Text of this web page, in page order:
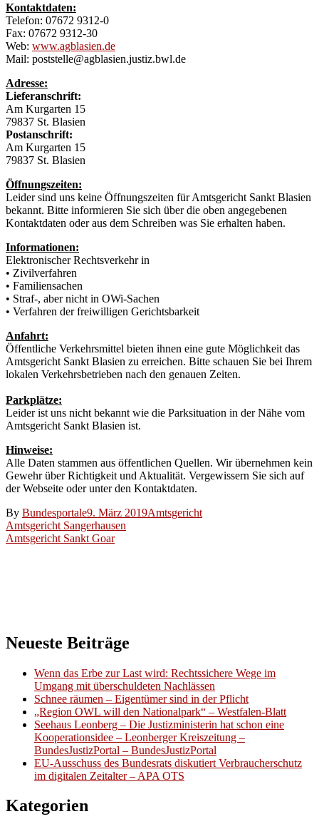
Kontaktdaten:
Telefon: 07672 9312-0
Fax: 07672 9312-30
Web: www.agblasien.de
Mail: poststelle@agblasien.justiz.bwl.de
Adresse:
Lieferanschrift:
Am Kurgarten 15
79837 St. Blasien
Postanschrift:
Am Kurgarten 15
79837 St. Blasien
Öffnungszeiten:
Leider sind uns keine Öffnungszeiten für Amtsgericht Sankt Blasien
bekannt. Bitte informieren Sie sich über die oben angegebenen
Kontaktdaten oder aus dem Schreiben was Sie erhalten haben.
Informationen:
Elektronischer Rechtsverkehr in
• Zivilverfahren
• Familiensachen
• Straf-, aber nicht in OWi-Sachen
• Verfahren der freiwilligen Gerichtsbarkeit
Anfahrt:
Öffentliche Verkehrsmittel bieten ihnen eine gute Möglichkeit das
Amtsgericht Sankt Blasien zu erreichen. Bitte schauen Sie bei Ihrem
lokalen Verkehrsbetrieben nach den genauen Zeiten.
Parkplätze:
Leider ist uns nicht bekannt wie die Parksituation in der Nähe vom
Amtsgericht Sankt Blasien ist.
Hinweise:
Alle Daten stammen aus öffentlichen Quellen. Wir übernehmen kein
Gewehr über Richtigkeit und Aktualität. Vergewissern Sie sich auf
der Webseite oder unter den Kontaktdaten.
By Bundesportale9. März 2019Amtsgericht
Beitragsnavigation
Amtsgericht Sangerhausen
Amtsgericht Sankt Goar
Neueste Beiträge
Wenn das Erbe zur Last wird: Rechtssichere Wege im
Umgang mit überschuldeten Nachlässen
Schnee räumen – Eigentümer sind in der Pflicht
„Region OWL will den Nationalpark“ – Westfalen-Blatt
Seehaus Leonberg – Die Justizministerin hat schon eine
Kooperationsidee – Leonberger Kreiszeitung –
BundesJustizPortal – BundesJustizPortal
EU-Ausschuss des Bundesrats diskutiert Verbraucherschutz
im digitalen Zeitalter – APA OTS
Kategorien